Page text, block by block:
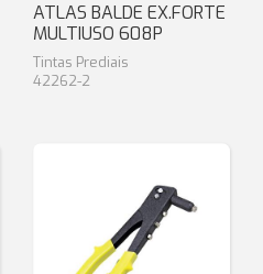
ATLAS BALDE EX.FORTE
MULTIUSO 608P
Tintas Prediais
42262-2